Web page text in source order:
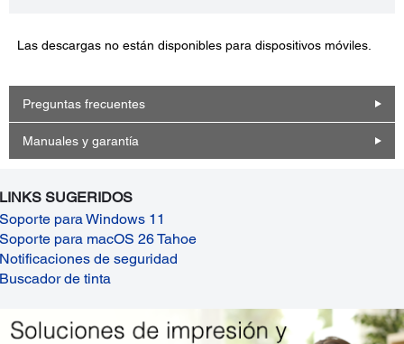
Las descargas no están disponibles para dispositivos móviles.
Preguntas frecuentes
Manuales y garantía
LINKS SUGERIDOS
Soporte para Windows 11
Soporte para macOS 26 Tahoe
Notificaciones de seguridad
Buscador de tinta